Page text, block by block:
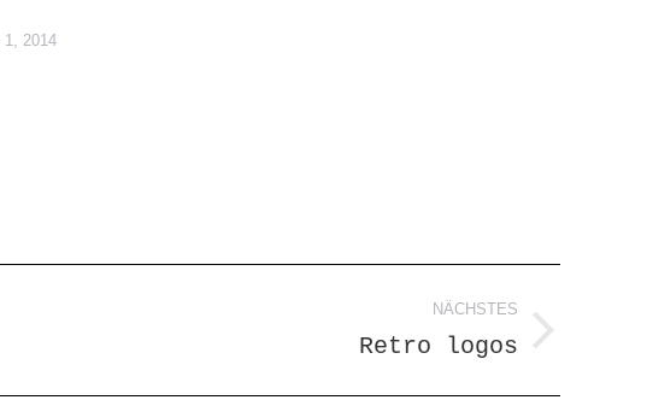
1, 2014
NÄCHSTES
Retro logos